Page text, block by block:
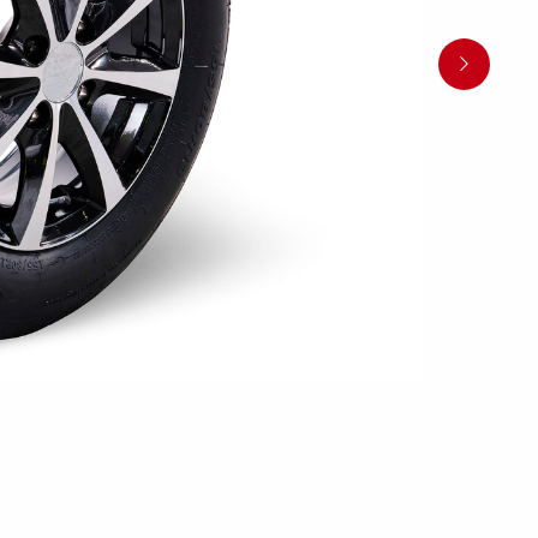
per
anteriori
Equipaggiamenti
per carico
Scatole porta
attrezzi
Controlli prima di partire